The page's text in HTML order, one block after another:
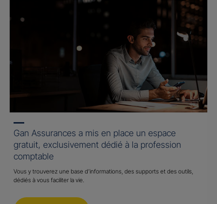
Gan Assurances a mis en place un espace
gratuit, exclusivement dédié à la profession
comptable
Vous y trouverez une base d’informations, des supports et des outils,
dédiés à vous faciliter la vie.